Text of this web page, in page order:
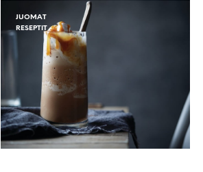
JUOMAT
RESEPTIT